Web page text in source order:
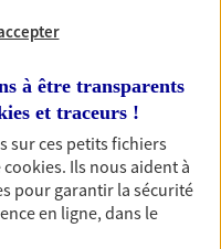
les
Nous
à être transparents
et traceurs !
sur ces petits fichiers
cookies. Ils nous aident à
pour garantir la sécurité
en ligne, dans le